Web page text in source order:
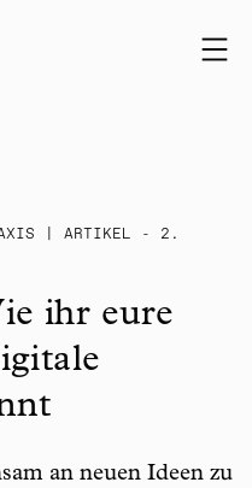
| ARTIKEL - 2.
ihr eure
an neuen Ideen zu